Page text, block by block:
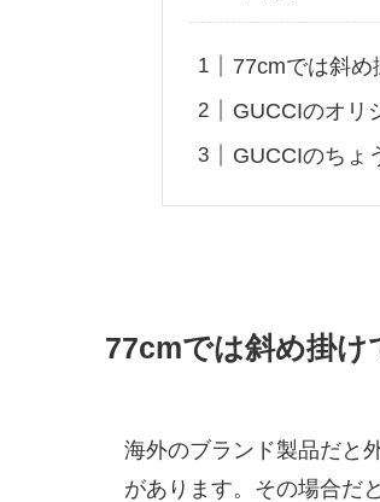
77cmでは斜め
GUCCIのオリ
GUCCIのちょ
77cmでは斜め掛け
海外のブランド製品だと
があります。その場合だ